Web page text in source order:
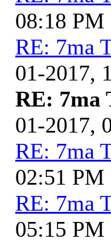
08:18 PM
RE: 7ma
01-2017,
RE: 7ma
01-2017,
RE: 7ma
02:51 PM
RE: 7ma
05:15 PM